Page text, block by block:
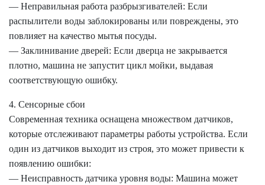
— Неправильная работа разбрызгивателей: Если
распылители воды заблокированы или повреждены, это
повлияет на качество мытья посуды.
— Заклинивание дверей: Если дверца не закрывается
плотно, машина не запустит цикл мойки, выдавая
соответствующую ошибку.
4. Сенсорные сбои
Современная техника оснащена множеством датчиков,
которые отслеживают параметры работы устройства. Если
один из датчиков выходит из строя, это может привести к
появлению ошибки:
— Неисправность датчика уровня воды: Машина может